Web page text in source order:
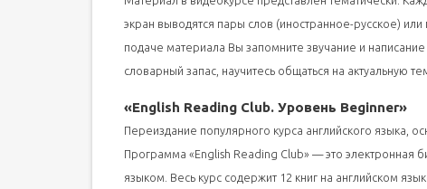
экран выводятся пары слов (иностранное-русское)
подаче материала Вы запомните звучание и
словарный запас, научитесь общаться на актуальную
«English Reading Club. Уровень Beginner»
Переиздание популярного курса английского языка,
Программа «English Reading Club» — это электронная
языком. Весь курс содержит 12 книг на английском